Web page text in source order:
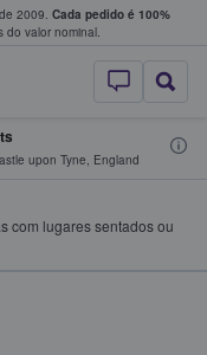
2009. Cada pedido é 100%
do valor nominal.
StubHub – onde
bilhetes
upon Tyne, England
com lugares sentados ou